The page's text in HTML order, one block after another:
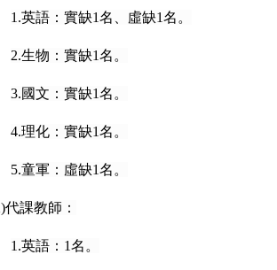
1.英語：實缺1名、虛缺1名。
2.生物：實缺1名。
3.國文：實缺1名。
4.理化：實缺1名。
5.童軍：虛缺1名。
)代課教師：
1.英語： 1名。